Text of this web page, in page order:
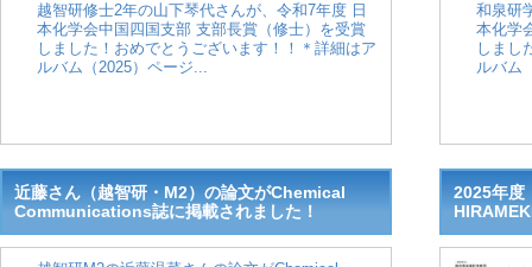
越智研修士2年の山下琴代さんが、令和7年度 日
本化学会中国四国支部 支部長賞（修士）を受賞
しました！おめでとうございます！！＊詳細はア
ルバム（2025）ページ...
和泉研
本化学
しまし
ルバム
近藤さん（越智研・M2）の論文がChemical
Communications誌に掲載されました！
2025年度